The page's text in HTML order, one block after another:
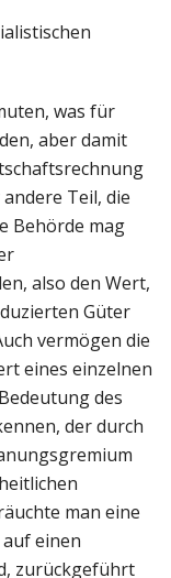
was für
aber damit
Teil, die
Behörde mag
also den Wert,
Güter
vermögen die
eines einzelnen
des
der durch
man eine
einen
zurückgeführt